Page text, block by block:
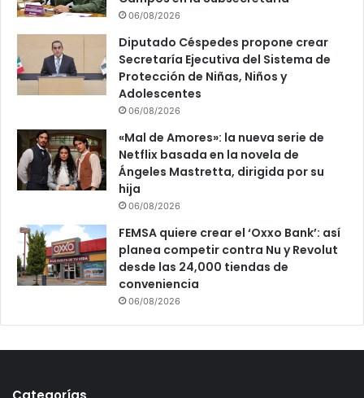
06/08/2026
Diputado Céspedes propone crear
Secretaría Ejecutiva del Sistema de
Protección de Niñas, Niños y
Adolescentes
06/08/2026
«Mal de Amores»: la nueva serie de
Netflix basada en la novela de
Ángeles Mastretta, dirigida por su
hija
06/08/2026
FEMSA quiere crear el ‘Oxxo Bank’: así
planea competir contra Nu y Revolut
desde las 24,000 tiendas de
conveniencia
06/08/2026